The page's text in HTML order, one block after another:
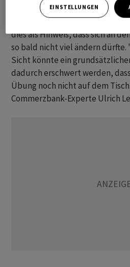
nach Angaben der Notenbank
Jahre in Anspruch nehmen.
dies als Hinweis, dass sich an
so bald nicht viel ändern
Sicht könnte ein
dadurch erschwert werden,
Übung noch nicht auf dem
Commerzbank-Experte Ulrich
EINSTELLUNGEN